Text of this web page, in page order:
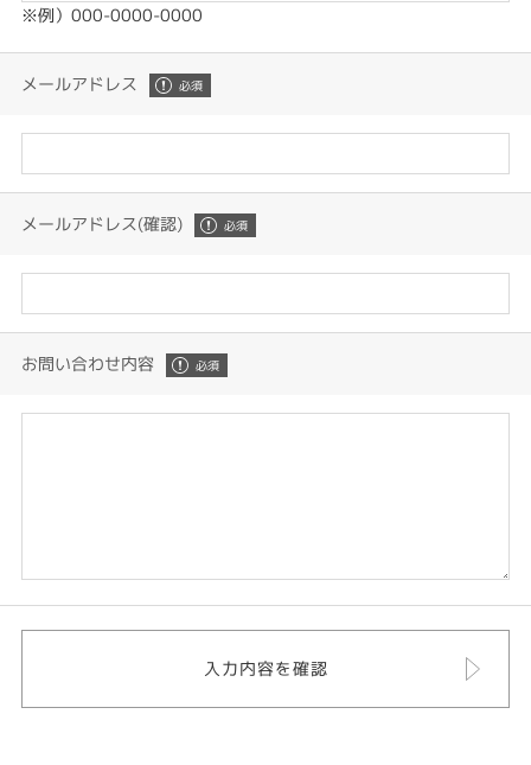
※例）000-0000-0000
メールアドレス
メールアドレス(確認)
お問い合わせ内容